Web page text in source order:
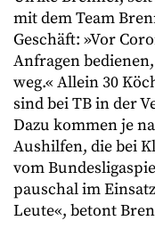
mit dem Team
Geschäft: »Vor
Anfragen
weg.« Allein 30
sind bei TB in der
Dazu kommen je
Aushilfen, die bei
vom
pauschal im
Leute«, betont